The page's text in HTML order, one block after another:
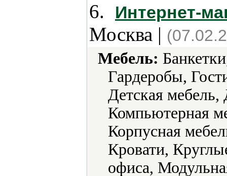
6. Интернет-
Москва |
Мебель:
Гардеробы,
Детская
Компьютерная
Корпусная
Кровати,
офиса,